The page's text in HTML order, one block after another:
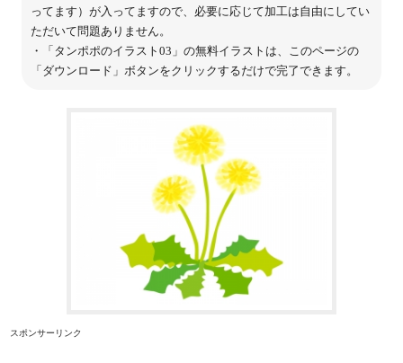
ってます）が入ってますので、必要に応じて加工は自由にしてい
ただいて問題ありません。
・「タンポポのイラスト03」の無料イラストは、このページの
「ダウンロード」ボタンをクリックするだけで完了できます。
スポンサーリンク